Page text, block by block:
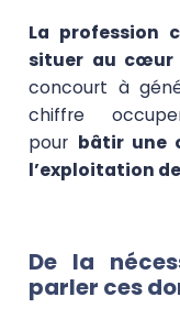
La profession
situer au cœur
concourt à
chiffre
pour bâtir une
l’exploitation
De la
parler ces